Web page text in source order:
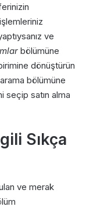
ve
bölümüne
dönüştürün
bölümüne
seçip satın alma
Sıkça
ve merak